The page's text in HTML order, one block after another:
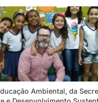
Ambiental, da